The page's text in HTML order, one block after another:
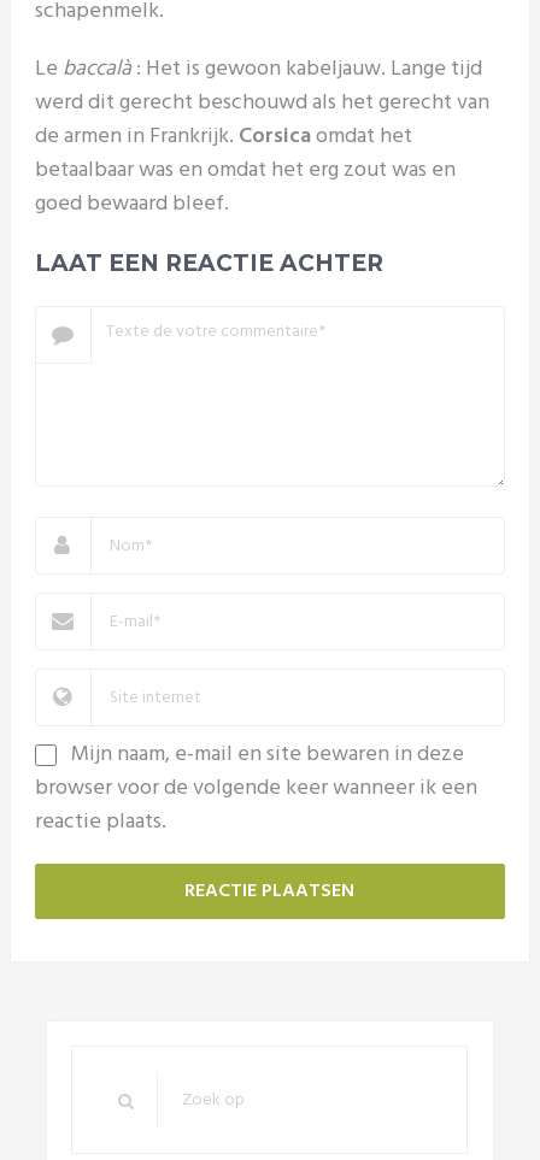
schapenmelk.
Le baccalà: Het is gewoon kabeljauw. Lange tijd
werd dit gerecht beschouwd als het gerecht van
de armen in Frankrijk. Corsicaomdat het
betaalbaar was en omdat het erg zout was en
goed bewaard bleef.
LAAT EEN REACTIE ACHTER
Mijn naam, e-mail en site bewaren in deze
browser voor de volgende keer wanneer ik een
reactie plaats.